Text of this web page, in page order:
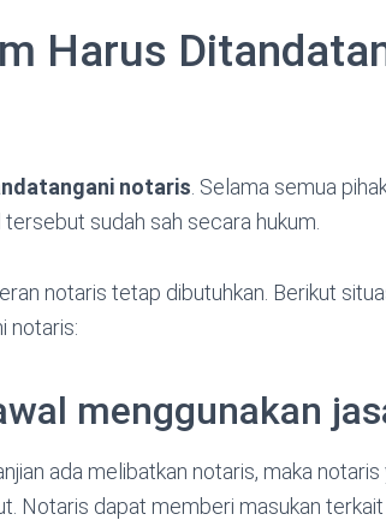
Harus
notaris. Selama semua
sudah sah secara hukum.
notaris tetap dibutuhkan. Berikut
notaris:
menggunakan
ada melibatkan notaris, maka
Notaris dapat memberi masukan